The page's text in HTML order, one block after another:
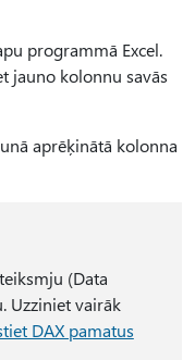
programmā Excel.
jauno kolonnu savās
aprēķinātā kolonna
(Data
Uzziniet vairāk
DAX pamatus